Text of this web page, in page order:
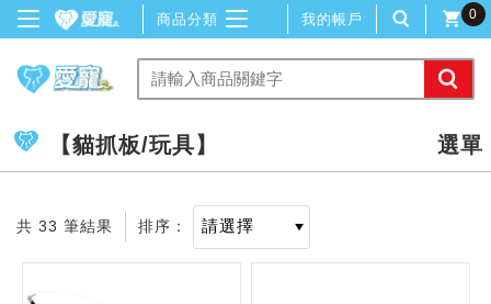
商品分類 我的帳戶 0
【貓抓板/玩具】
共 33 筆結果 排序：